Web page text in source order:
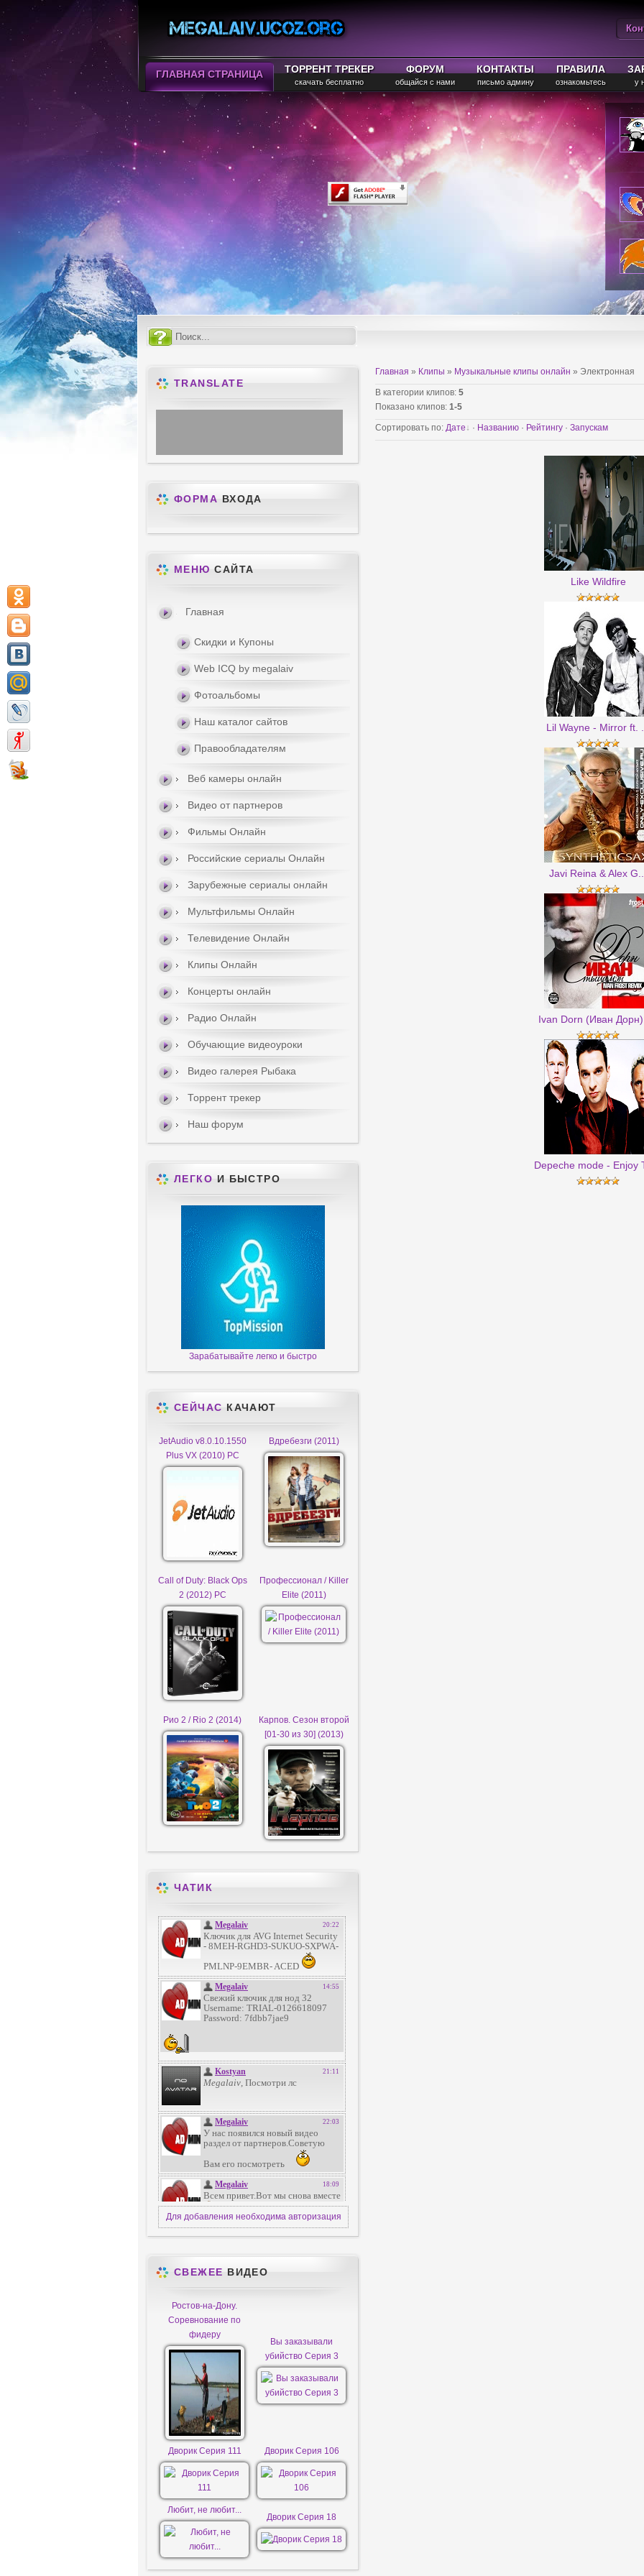
ГЛАВНАЯ СТРАНИЦА ТОРРЕНТ ТРЕКЕР
скачать бесплатно
ФОРУМ
общайся с нами
КОНТАКТЫ
письмо админу
ПРАВИЛА
ознакомьтесь у
Главная » Клипы » Музыкальные клипы онлайн » Электронная
В категории клипов: 5
Показано клипов: 1-5
Сортировать по: Дате · Названию · Рейтингу · Запускам
Like Wildfire
Lil Wayne - Mirror ft.
Javi Reina & Alex
Ivan Dorn (Иван
Depeche mode - Enjoy
TRANSLATE
ФОРМА ВХОДА
МЕНЮ САЙТА
Главная
Скидки и Купоны
Web ICQ by megalaiv
Фотоальбомы
Наш каталог сайтов
Правообладателям
Веб камеры онлайн
Видео от партнеров
Фильмы Онлайн
Российские сериалы Онлайн
Зарубежные сериалы онлайн
Мультфильмы Онлайн
Телевидение Онлайн
Клипы Онлайн
Концерты онлайн
Радио Онлайн
Обучающие видеоуроки
Видео галерея Рыбака
Торрент трекер
Наш форум
ЛЕГКО И БЫСТРО
Зарабатывайте легко и быстро
СЕЙЧАС КАЧАЮТ
JetAudio v8.0.10.1550
Plus VX (2010) PC
Вдребезги (2011)
Call of Duty: Black Ops
2 (2012) PC
Профессионал / Killer
Elite (2011)
Рио 2 / Rio 2 (2014)
Карпов. Сезон второй
[01-30 из 30] (2013)
ЧАТИК
Для добавления необходима авторизация
СВЕЖЕЕ ВИДЕО
Ростов-на-Дону.
Соревнование по
фидеру
Вы заказывали
убийство Серия 3
Дворик Серия 111 Дворик Серия 106
Любит, не любит...
Дворик Серия 18